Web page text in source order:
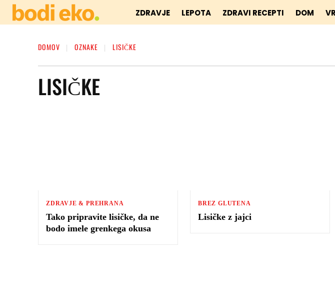
ZDRAVJE LEPOTA ZDRAVI RECEPTI DOM
DOMOV OZNAKE LISIČKE
LISIČKE
ZDRAVJE & PREHRANA
Tako pripravite lisičke, da ne
bodo imele grenkega okusa
BREZ GLUTENA
Lisičke z jajci